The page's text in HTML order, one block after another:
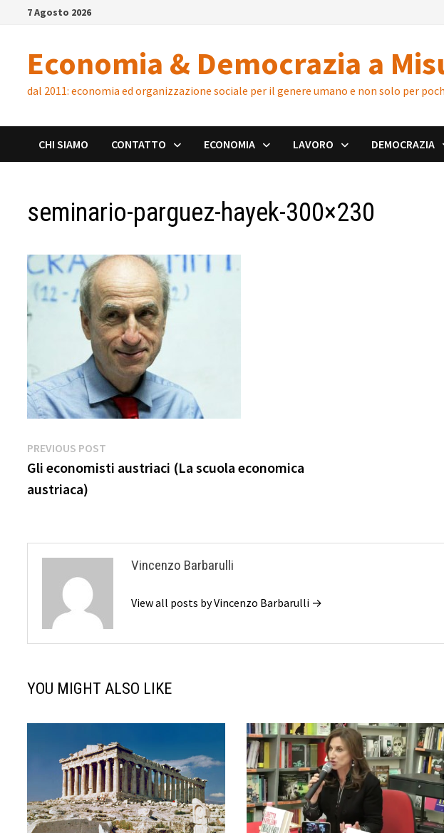
7 Agosto 2026
Economia & Democrazia a
dal 2011: economia ed organizzazione sociale per il genere umano e non solo per
CHI SIAMO CONTATTO ECONOMIA LAVORO DEMOCRAZIA
seminario-parguez-hayek-300×230
Navigazione
articoli
PREVIOUS POST
post:
Gli economisti austriaci (La scuola economica
austriaca)
Vincenzo Barbarulli
View all posts by Vincenzo Barbarulli →
YOU MIGHT ALSO LIKE